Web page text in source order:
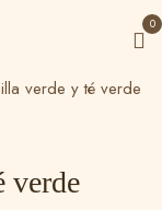
0
verde y té verde
verde
de